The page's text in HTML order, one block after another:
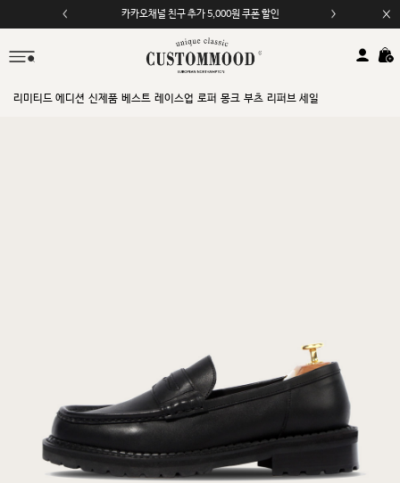
카카오채널 친구 추가 5,000원 쿠폰 할인
모바일 앱 자동 2,000원 할인
리미티드 에디션 신제품 베스트 레이스업 로퍼 몽크 부츠 리퍼브 세일